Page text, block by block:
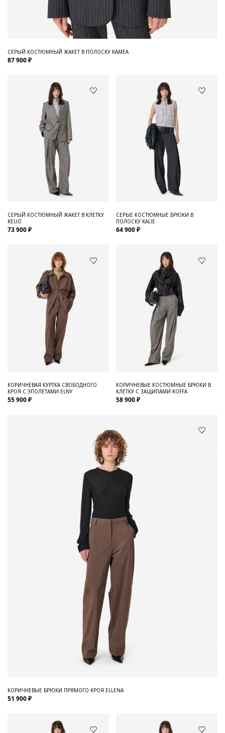
СЕРЫЙ КОСТЮМНЫЙ ЖАКЕТ В ПОЛОСКУ KAMEA
87 900 ₽
СЕРЫЙ КОСТЮМНЫЙ ЖАКЕТ В КЛЕТКУ
KELIO
73 900 ₽
СЕРЫЕ КОСТЮМНЫЕ БРЮКИ В
ПОЛОСКУ KALIE
64 900 ₽
КОРИЧНЕВАЯ КУРТКА СВОБОДНОГО
КРОЯ С ЭПОЛЕТАМИ ELNY
55 900 ₽
КОРИЧНЕВЫЕ КОСТЮМНЫЕ БРЮКИ В
КЛЕТКУ С ЗАЩИПАМИ KOFFA
58 900 ₽
КОРИЧНЕВЫЕ БРЮКИ ПРЯМОГО КРОЯ ELLENA
51 900 ₽